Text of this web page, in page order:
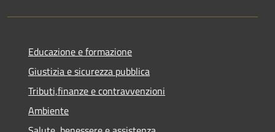
Educazione e formazione
Giustizia e sicurezza pubblica
Tributi,finanze e contravvenzioni
Ambiente